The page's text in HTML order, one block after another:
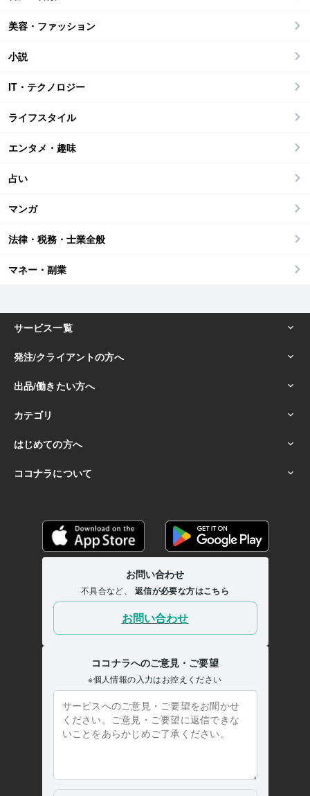
美容・ファッション
小説
IT・テクノロジー
ライフスタイル
エンタメ・趣味
占い
マンガ
法律・税務・士業全般
マネー・副業